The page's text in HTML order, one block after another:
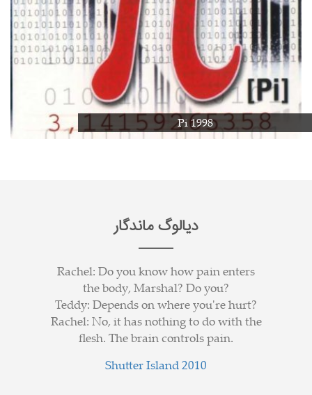
Pi 1998
دیالوگ ماندگار
Rachel: Do you know how pain enters
the body, Marshal? Do you?
Teddy: Depends on where you're hurt?
Rachel: No, it has nothing to do with the
flesh. The brain controls pain.
Shutter Island 2010